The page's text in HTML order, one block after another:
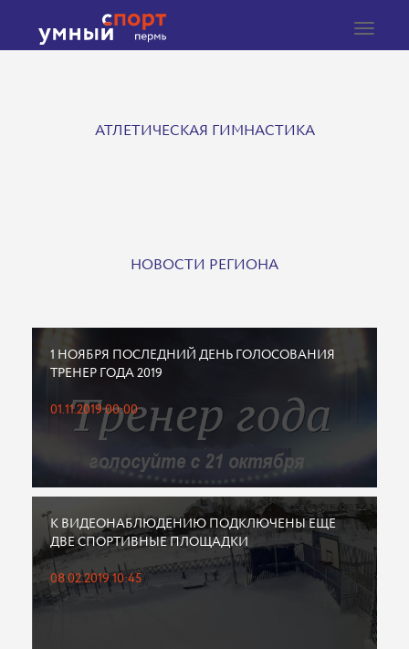
Toggle
АТЛЕТИЧЕСКАЯ ГИМНАСТИКА
НОВОСТИ РЕГИОНА
1 НОЯБРЯ ПОСЛЕДНИЙ ДЕНЬ ГОЛОСОВАНИЯ
ТРЕНЕР ГОДА 2019
01.11.2019 00:00
К ВИДЕОНАБЛЮДЕНИЮ ПОДКЛЮЧЕНЫ ЕЩЕ
ДВЕ СПОРТИВНЫЕ ПЛОЩАДКИ
08.02.2019 10:45